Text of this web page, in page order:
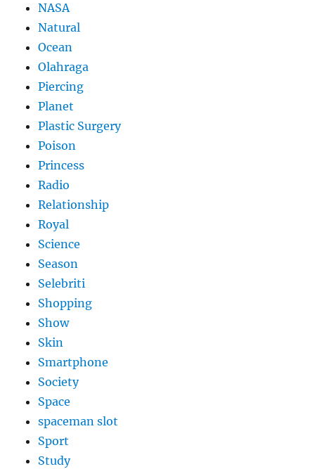
NASA
Natural
Ocean
Olahraga
Piercing
Planet
Plastic Surgery
Poison
Princess
Radio
Relationship
Royal
Science
Season
Selebriti
Shopping
Show
Skin
Smartphone
Society
Space
spaceman slot
Sport
Study